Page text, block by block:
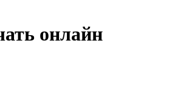
онлайн